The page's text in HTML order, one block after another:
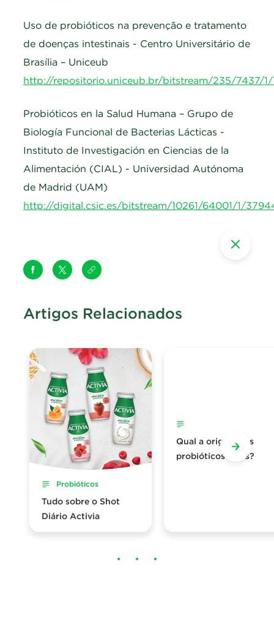
Uso de probióticos na prevenção e tratamento
de doenças intestinais - Centro Universitário de
Brasília – Uniceub
http://repositorio.uniceub.br/bitstream/235/7437/1/
Probióticos en la Salud Humana – Grupo de
Biología Funcional de Bacterias Lácticas -
Instituto de Investigación en Ciencias de la
Alimentación (CIAL) - Universidad Autónoma
de Madrid (UAM)
http://digital.csic.es/bitstream/10261/64001/1/
Artigos Relacionados
Probióticos
Tudo sobre o Shot
Diário Activia
Qual a origem dos
probióticos vivos?